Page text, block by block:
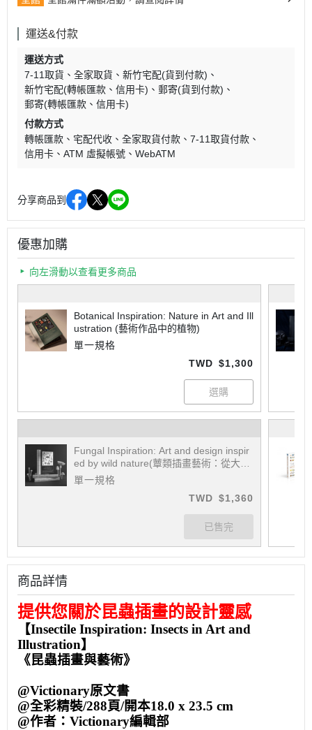
運送&付款
運送方式
7-11取貨
全家取貨
新竹宅配(貨到付款)
新竹宅配(轉帳匯款、信用卡)
郵寄(貨到付款)
郵寄(轉帳匯款、信用卡)
付款方式
轉帳匯款
宅配代收 全家取貨付款
7-11取貨付款
信用卡
ATM 虛擬帳號 WebATM
分享商品到
優惠加購
向左滑動以查看更多商品
Botanical Inspiration: Nature in Art and Ill
ustration (藝術作品中的植物)
單一規格
TWD $1,300
Fungal Inspiration: Art and design inspir
ed by wild nature(蕈類插畫藝術：從大自
然擷取靈感)
單一規格
TWD $1,360
商品詳情
提供您關於昆蟲插畫的設計靈感
【Insectile Inspiration: Insects in Art and
Illustration】
《昆蟲插畫與藝術》
@Victionary原文書
@全彩精裝/288頁/開本18.0 x 23.5 cm
@作者：Victionary編輯部